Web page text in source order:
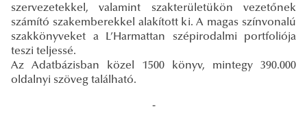
szervezetekkel, valamint szakterületükön vezetőnek
számító szakemberekkel alakított ki. A magas színvonalú
szakkönyveket a L’Harmattan szépirodalmi portfoliója
teszi teljessé.
Az Adatbázisban közel 1500 könyv, mintegy 390.000
oldalnyi szöveg található.
-